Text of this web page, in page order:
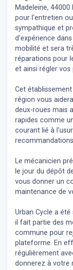
Madeleine,
pour l'entretien
sympathique et
d'expérience
mobilité et sera
réparations pour
et ainsi régler
Cet
région vous
deux-roues mais
rapides comme
courant lié à
Le mécanicien
le jour du dépôt
vous donner un
maintenance de
Urban Cycle a
il fait partie des
commune pour
plateforme. En
régulièrement
donnerez à votre